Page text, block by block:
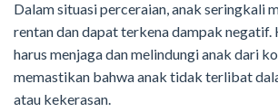
Dalam situasi perceraian, anak seringkali
rentan dan dapat terkena dampak negatif.
harus menjaga dan melindungi anak dari
memastikan bahwa anak tidak terlibat
atau kekerasan.